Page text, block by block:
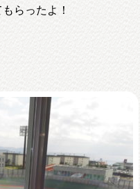
らったよ！